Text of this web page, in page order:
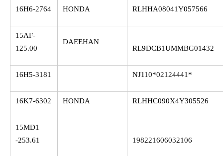
16H6-2764 HONDA RLHHA08041Y057566
15AF-
125.00
DAEEHAN
RL9DCB1UMMBG01432
16H5-3181 NJ110*02124441*
16K7-6302 HONDA RLHHC090X4Y305526
15MĐ1
-253.61
198221606032106